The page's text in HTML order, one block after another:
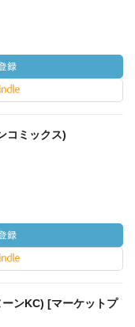
コミックス)
ンKC) [マーケットプ